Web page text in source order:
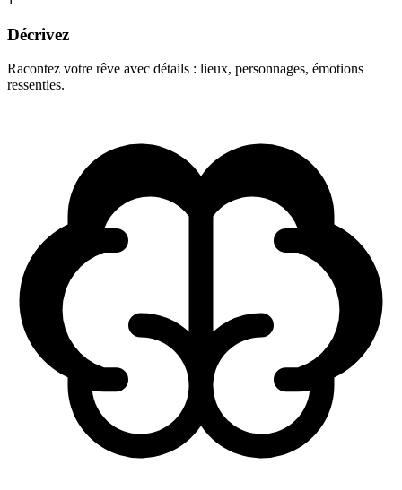
Décrivez
Racontez votre rêve avec détails : lieux, personnages, émotions
ressenties.